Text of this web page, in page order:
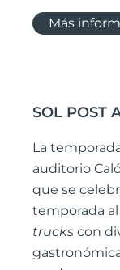
Más
SOL POST
La
auditorio
que se
temporada
trucks con